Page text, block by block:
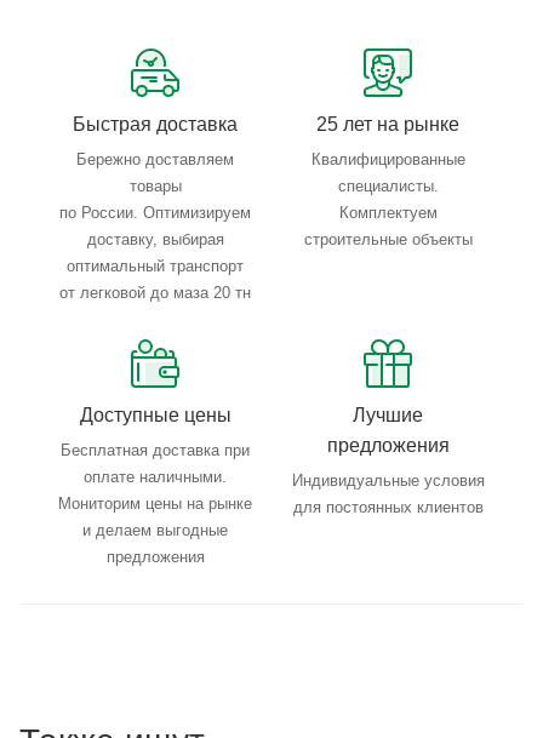
Тройной весовой контроль: въезд, погрузка, выезд
Быстрая доставка
Бережно доставляем
товары
по России. Оптимизируем
доставку, выбирая
оптимальный транспорт
от легковой до маза 20 тн
25 лет на рынке
Квалифицированные
специалисты.
Комплектуем
строительные объекты
Доступные цены
Бесплатная доставка при
оплате наличными.
Мониторим цены на рынке
и делаем выгодные
предложения
Лучшие
предложения
Индивидуальные условия
для постоянных клиентов